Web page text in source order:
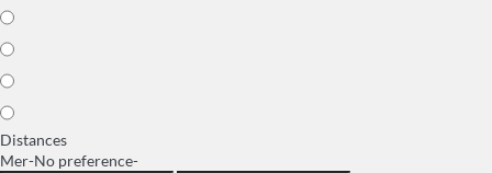
Distances
Mer-No preference-